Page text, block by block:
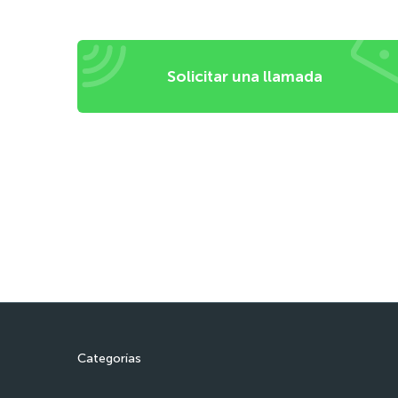
Solicitar una llamada
Categorías